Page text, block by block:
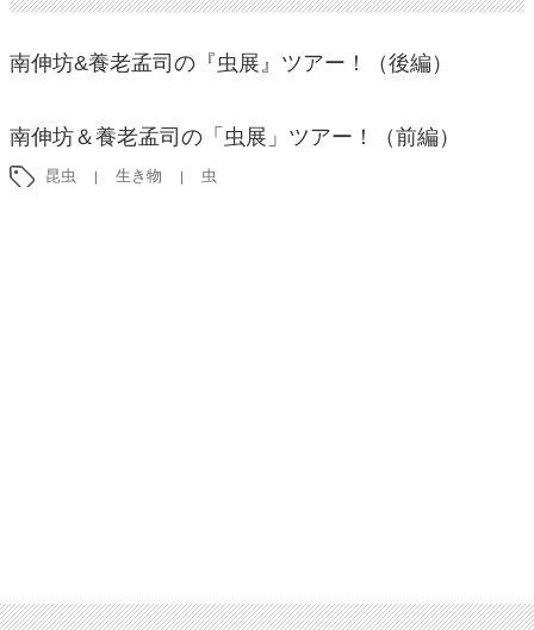
南伸坊&養老孟司の『虫展』ツアー！（後編）
南伸坊＆養老孟司の「虫展」ツアー！（前編）
昆虫 生き物 虫